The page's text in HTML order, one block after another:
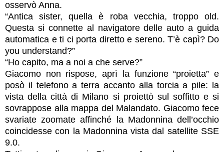
osservò Anna.
“Antica sister, quella è roba vecchia, troppo old.
Questa si connette al navigatore delle auto a guida
automatica e ti ci porta diretto e sereno. T’è capì? Do
you understand?”
“Ho capito, ma a noi a che serve?”
Giacomo non rispose, aprì la funzione “proietta” e
posò il telefono a terra accanto alla torcia a pile: la
vista della città di Milano si proiettò sul soffitto e si
sovrappose alla mappa del Malandato. Giacomo fece
svariate zoomate affinché la Madonnina dell’occhio
coincidesse con la Madonnina vista dal satellite SSE
9.0.